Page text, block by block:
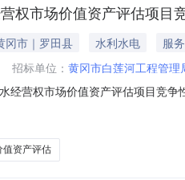
权市场价值资产评估项目
冈市｜罗田县 水利水电
服务
招标单位： 黄冈市白莲河工程管理
经营权市场价值资产评估项目竞
正内容：原竞争性磋商文件内第
值资产评估